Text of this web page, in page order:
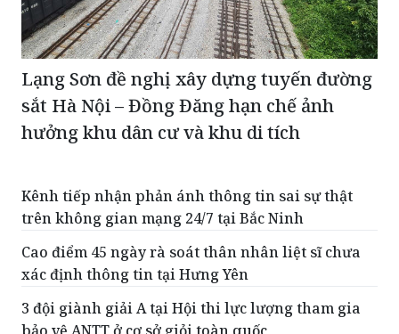
Lạng Sơn đề nghị xây dựng tuyến đường
hưởng khu dân cư và khu di tích
Kênh tiếp nhận phản ánh thông tin sai sự thật
trên không gian mạng 24/7 tại Bắc Ninh
Cao điểm 45 ngày rà soát thân nhân liệt sĩ chưa